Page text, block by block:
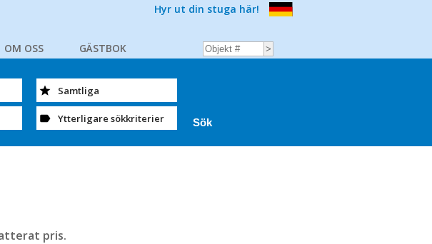
OM OSS GÄSTBOK
Hyr ut din stuga här!
Samtliga
Ytterligare sökkriterier
pris.